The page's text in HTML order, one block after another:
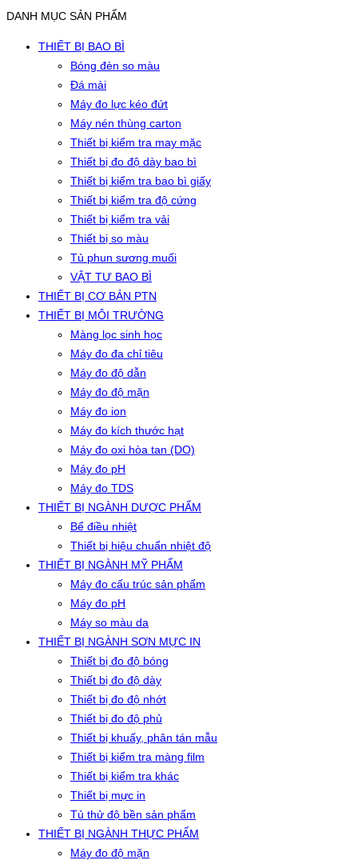
DANH MỤC SẢN PHẨM
THIẾT BỊ BAO BÌ
Bóng đèn so màu
Đá mài
Máy đo lực kéo đứt
Máy nén thùng carton
Thiết bị kiểm tra may mặc
Thiết bị đo độ dày bao bì
Thiết bị kiểm tra bao bì giấy
Thiết bị kiểm tra độ cứng
Thiết bị kiểm tra vải
Thiết bị so màu
Tủ phun sương muối
VẬT TƯ BAO BÌ
THIẾT BỊ CƠ BẢN PTN
THIẾT BỊ MÔI TRƯỜNG
Màng lọc sinh học
Máy đo đa chỉ tiêu
Máy đo độ dẫn
Máy đo độ mặn
Máy đo ion
Máy đo kích thước hạt
Máy đo oxi hòa tan (DO)
Máy đo pH
Máy đo TDS
THIẾT BỊ NGÀNH DƯỢC PHẨM
Bể điều nhiệt
Thiết bị hiệu chuẩn nhiệt độ
THIẾT BỊ NGÀNH MỸ PHẨM
Máy đo cấu trúc sản phẩm
Máy đo pH
Máy so màu da
THIẾT BỊ NGÀNH SƠN MỰC IN
Thiết bị đo độ bóng
Thiết bị đo độ dày
Thiết bị đo độ nhớt
Thiết bị đo độ phủ
Thiết bị khuấy, phân tán mẫu
Thiết bị kiểm tra màng film
Thiết bị kiểm tra khác
Thiết bị mực in
Tủ thử độ bền sản phẩm
THIẾT BỊ NGÀNH THỰC PHẨM
Máy đo độ mặn